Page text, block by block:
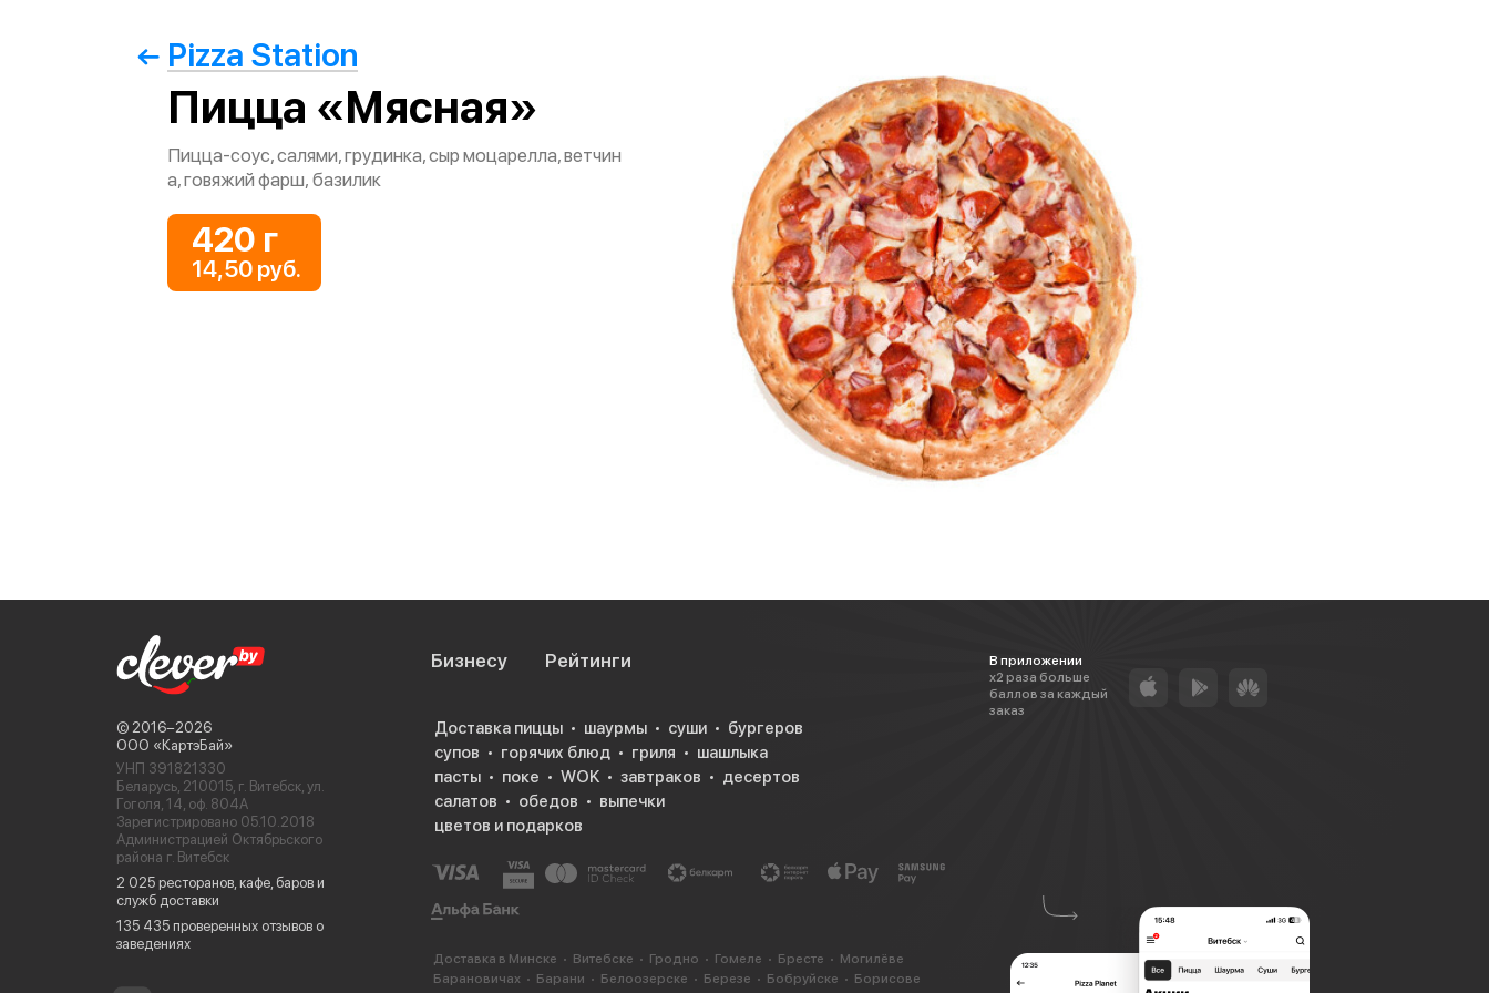
Pizza Station
Пицца «Мясная»
Пицца-соус, салями, грудинка, сыр моцарелла, ветчин
а, говяжий фарш, базилик
420 г
14,50 руб.
© 2016−2026
ООО «КартэБай»
УНП 391821330
Беларусь, 210015, г. Витебск, ул.
Гоголя, 14, оф. 804А
Зарегистрировано 05.10.2018
Администрацией Октябрьского
района г. Витебск
2 025 ресторанов, кафе, баров и
служб доставки
135 435 проверенных отзывов о
заведениях
Бизнесу Рейтинги
В приложении
х2 раза больше
баллов за каждый
заказ
Доставка пиццы шаурмы суши
бургеров
супов
горячих блюд гриля
шашлыка
пасты
поке WOK завтраков
десертов
салатов
обедов
выпечки
цветов и подарков
Доставка в Минске Витебске Гродно Гомеле Бресте
Могилёве
Барановичах
Барани Белоозерске Березе Бобруйске
Борисове